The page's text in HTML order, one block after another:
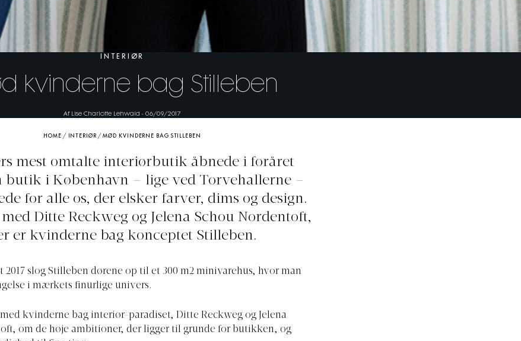
INTERIØR
kvinderne bag Stilleben
Af Lise Charlotte Lehwald - 06/09/2017
HOME / INTERIØR /MØD KVINDERNE BAG STILLEBEN
mest omtalte interiørbutik åbnede i foråret
butik i København – lige ved Torvehallerne –
for alle os, der elsker farver, dims og design.
Ditte Reckweg og Jelena Schou Nordentoft,
er kvinderne bag konceptet Stilleben.
2017 slog Stilleben dørene op til et 300 m2 minivarehus, hvor man
i mærkets finurlige univers.
kvinderne bag interiør-paradiset, Ditte Reckweg og Jelena
om de høje ambitioner, der ligger til grunde for butikken, og